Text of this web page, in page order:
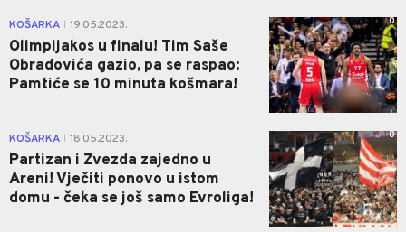
KOŠARKA 19.05.2023.
Olimpijakos u finalu! Tim Saše
Obradovića gazio, pa se raspao:
Pamtiće se 10 minuta košmara!
0
KOŠARKA 18.05.2023.
Partizan i Zvezda zajedno u
Areni! Vječiti ponovo u istom
domu - čeka se još samo Evroliga!
0